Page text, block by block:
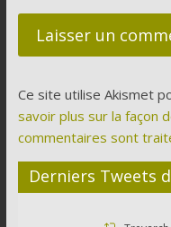
Ce site utilise Akismet
savoir plus sur la façon
commentaires sont
Derniers Tweets